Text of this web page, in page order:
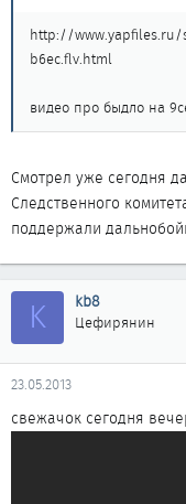
http://www.yapfiles.ru/
b6ec.flv.html
видео про быдло на
Смотрел уже сегодня
Следственного
поддержали
K kb8
Цефирянин
23.05.2013
свежачок сегодня